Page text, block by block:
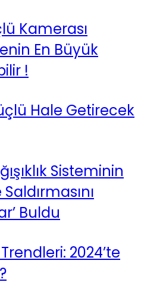
Kamerası
En Büyük
!
Hale Getirecek
Sisteminin
Buldu
2024’te